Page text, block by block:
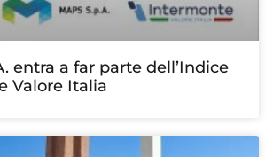
entra a far parte dell’Indice
Valore Italia